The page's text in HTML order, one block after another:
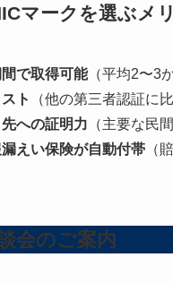
マークを選ぶメ
で取得可能（平均2〜3か
ト
（他の第三者認証に
への証明力 （主要な民
えい保険が自動付帯 （
会のご案内